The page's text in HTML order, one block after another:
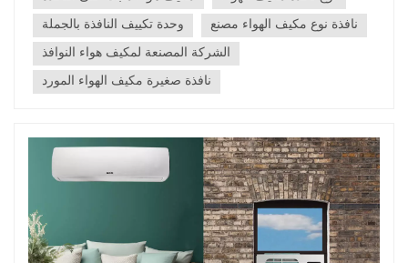
وحدة حرارية بريطان...
وحدة تكييف النافذة بالجملة
نافذة نوع مكيف الهواء مصنع
الشركة المصنعة لمكيف هواء النوافذ
نافذة صغيرة مكيف الهواء المورد